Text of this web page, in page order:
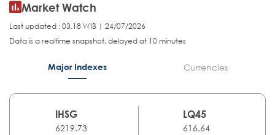
Market Watch
Last updated : 03.18 WIB | 24/07/2026
Data is a realtime snapshot, delayed at 10 minutes
Major Indexes Currencies
IHSG
6219.73
LQ45
616.64